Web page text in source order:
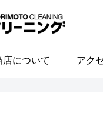
店について アク